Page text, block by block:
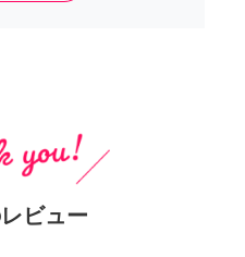
ビュー